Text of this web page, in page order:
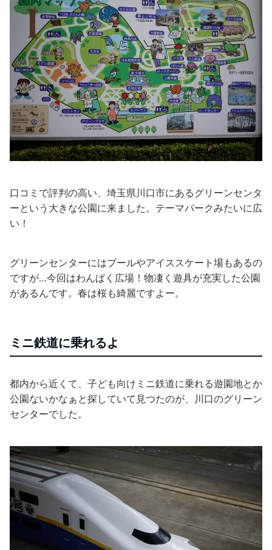
口コミで評判の高い、埼玉県川口市にあるグリーンセンタ
ーという大きな公園に来ました。テーマパークみたいに広
い！
グリーンセンターにはプールやアイススケート場もあるの
ですが…今回はわんぱく広場！物凄く遊具が充実した公園
があるんです。春は桜も綺麗ですよー。
ミニ鉄道に乗れるよ
都内から近くて、子ども向けミニ鉄道に乗れる遊園地とか
公園ないかなぁと探していて見つたのが、川口のグリーン
センターでした。